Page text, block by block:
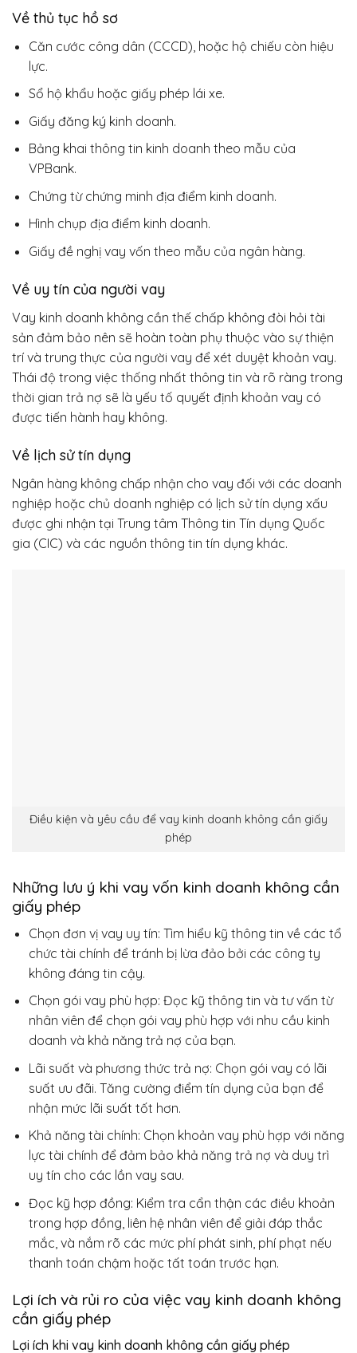
Về thủ tục hồ sơ
Căn cước công dân (CCCD), hoặc hộ chiếu còn hiệu
lực.
Sổ hộ khẩu hoặc giấy phép lái xe.
Giấy đăng ký kinh doanh.
Bảng khai thông tin kinh doanh theo mẫu của
VPBank.
Chứng từ chứng minh địa điểm kinh doanh.
Hình chụp địa điểm kinh doanh.
Giấy đề nghị vay vốn theo mẫu của ngân hàng.
Về uy tín của người vay
Vay kinh doanh không cần thế chấp không đòi hỏi tài
sản đảm bảo nên sẽ hoàn toàn phụ thuộc vào sự thiện
trí và trung thực của người vay để xét duyệt khoản vay.
Thái độ trong việc thống nhất thông tin và rõ ràng trong
thời gian trả nợ sẽ là yếu tố quyết định khoản vay có
được tiến hành hay không.
Về lịch sử tín dụng
Ngân hàng không chấp nhận cho vay đối với các doanh
nghiệp hoặc chủ doanh nghiệp có lịch sử tín dụng xấu
được ghi nhận tại Trung tâm Thông tin Tín dụng Quốc
gia (CIC) và các nguồn thông tin tín dụng khác.
Điều kiện và yêu cầu để vay kinh doanh không cần giấy
phép
Những lưu ý khi vay vốn kinh doanh không cần
giấy phép
Chọn đơn vị vay uy tín: Tìm hiểu kỹ thông tin về các tổ
chức tài chính để tránh bị lừa đảo bởi các công ty
không đáng tin cậy.
Chọn gói vay phù hợp: Đọc kỹ thông tin và tư vấn từ
nhân viên để chọn gói vay phù hợp với nhu cầu kinh
doanh và khả năng trả nợ của bạn.
Lãi suất và phương thức trả nợ: Chọn gói vay có lãi
suất ưu đãi. Tăng cường điểm tín dụng của bạn để
nhận mức lãi suất tốt hơn.
Khả năng tài chính: Chọn khoản vay phù hợp với năng
lực tài chính để đảm bảo khả năng trả nợ và duy trì
uy tín cho các lần vay sau.
Đọc kỹ hợp đồng: Kiểm tra cẩn thận các điều khoản
trong hợp đồng, liên hệ nhân viên để giải đáp thắc
mắc, và nắm rõ các mức phí phát sinh, phí phạt nếu
thanh toán chậm hoặc tất toán trước hạn.
Lợi ích và rủi ro của việc vay kinh doanh không
cần giấy phép
Lợi ích khi vay kinh doanh không cần giấy phép